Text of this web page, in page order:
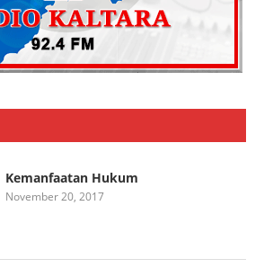
Kemanfaatan Hukum
November 20, 2017